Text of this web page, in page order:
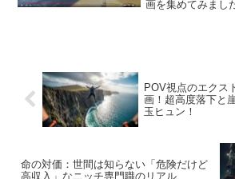
画を集めてみまし
POV視点のエクス
画！超高度落下と
玉ヒュン！
命の対価：世間は知らない「危険だけど
高収入」なニッチ専門職のリアル